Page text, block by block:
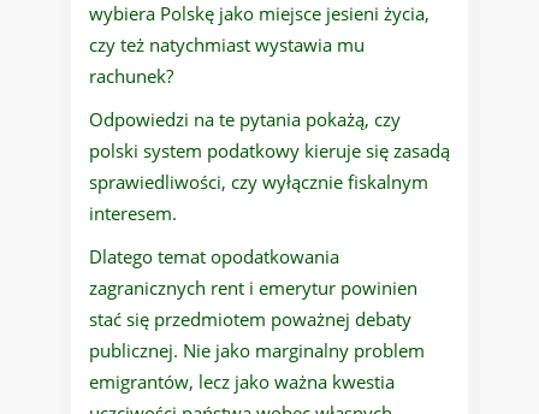
wybiera Polskę jako miejsce jesieni życia,
czy też natychmiast wystawia mu
rachunek?
Odpowiedzi na te pytania pokażą, czy
polski system podatkowy kieruje się zasadą
sprawiedliwości, czy wyłącznie fiskalnym
interesem.
Dlatego temat opodatkowania
zagranicznych rent i emerytur powinien
stać się przedmiotem poważnej debaty
publicznej. Nie jako marginalny problem
emigrantów, lecz jako ważna kwestia